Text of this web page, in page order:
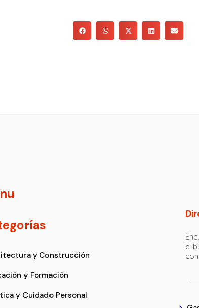
y Construcción
y Formación
y Cuidado Personal
el